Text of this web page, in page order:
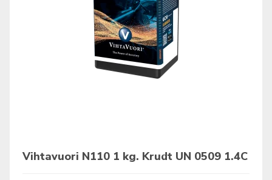
Vihtavuori N110 1 kg. Krudt UN 0509 1.4C